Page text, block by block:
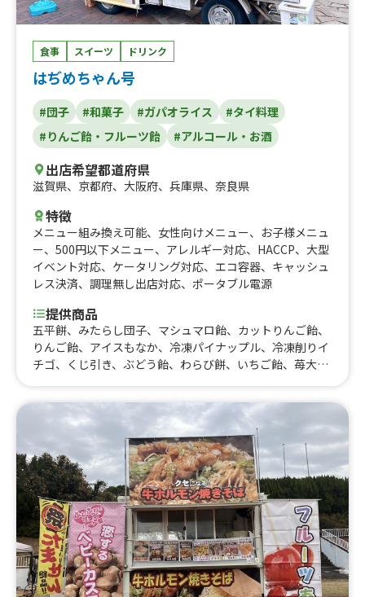
ミ、牛カルビ）三田牛（メンチカツ、コロッケ）チーズハ
ットグ、チーズボール、フランクフルト、フライドポテ
ト、ダージーパイ、アルコール、牛串（牛タン、牛ハラ
ミ、牛カルビ）三田牛（メンチカツ、コロッケ）チーズハ
ットグ、チーズボール、フランクフルト、ポテト、ドリン
ク（アルコール）、三田牛メンチカツ、三田牛コロッケセ
ット、①トルティーヤ（タコス、ジャークチキン、プルコ
ギ、ドック）②ドリンク（アルコール、ソフトドリンク
等）、ボリューム弁当
食事 スイーツ ドリンク
はぢめちゃん号
#団子 #和菓子 #ガパオライス
#タイ料理
#りんご飴・フルーツ飴
#アルコール・お酒
出店希望都道府県
滋賀県、 京都府、 大阪府、 兵庫県、 奈良県
特徴
メニュー組み換え可能、 女性向けメニュー、 お子様メニュ
ー、 500円以下メニュー、 アレルギー対応、 HACCP、 大型
イベント対応、 ケータリング対応、 エコ容器、 キャッシュ
レス決済、 調理無し出店対応、 ポータブル電源
提供商品
五平餅、みたらし団子、マシュマロ飴、カットりんご飴、
りんご飴、アイスもなか、冷凍パイナップル、冷凍削りイ
チゴ、くじ引き、ぶどう飴、わらび餅、いちご飴、苺大福